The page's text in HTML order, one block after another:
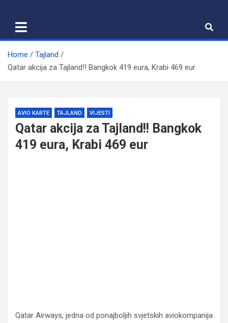
content
Home
Tajland
Qatar akcija za Tajland!! Bangkok 419 eura, Krabi 469 eur
AVIO KARTE TAJLAND VIJESTI
Qatar akcija za Tajland!! Bangkok
419 eura, Krabi 469 eur
Qatar Airways, jedna od ponajboljih svjetskih aviokompanija